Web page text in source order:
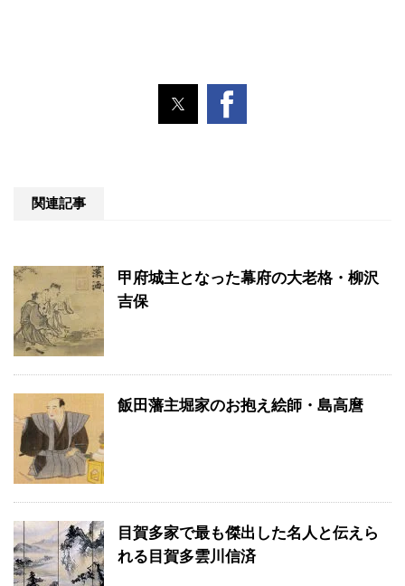
関連記事
甲府城主となった幕府の大老格・柳沢
吉保
飯田藩主堀家のお抱え絵師・島高麿
目賀多家で最も傑出した名人と伝えら
れる目賀多雲川信済